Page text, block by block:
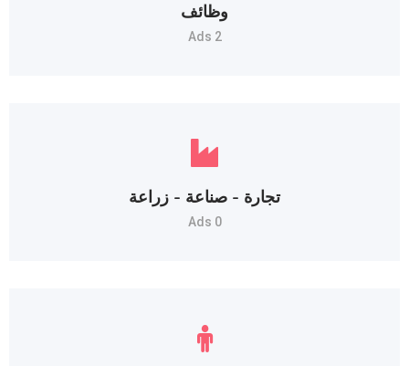
وظائف
2 Ads
تجارة - صناعة - زراعة
0 Ads